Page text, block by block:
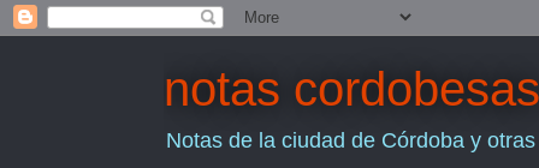
notas cordobesas
Notas de la ciudad de Córdoba y